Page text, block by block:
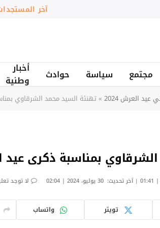
آخر المستجدات :
مجتمع سياسة حوادث
أخبار
وطنية
عيد العرش 2024 »تهنئة السيد محمد الشرقاوي
بمناسبة ذكرى عيد
آخر تحديث: 30 يوليو، 2024 | 02:04 لا توجد
تويتر واتساب